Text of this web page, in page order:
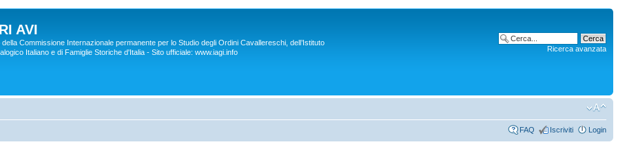
AVI
Commissione Internazionale permanente per lo Studio degli Ordini Cavallereschi, dell’Istituto
Italiano e di Famiglie Storiche d'Italia - Sito ufficiale: www.iagi.info
Ricerca avanzata
FAQ Iscriviti Login